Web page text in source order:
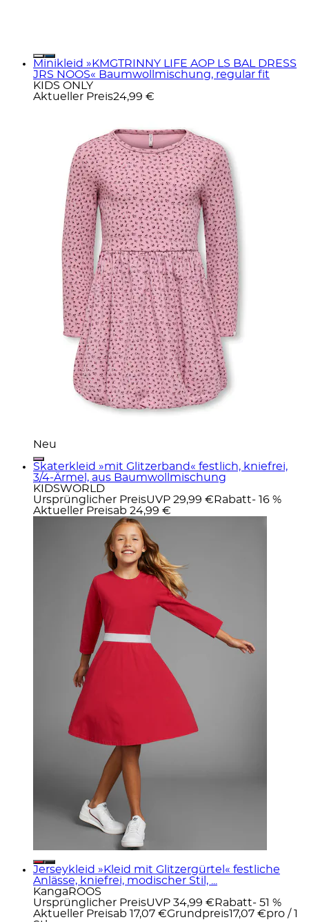
Minikleid »KMGTRINNY LIFE AOP LS BAL DRESS
JRS NOOS« Baumwollmischung, regular fit
KIDS ONLY
Aktueller Preis24,99 €
Neu
Skaterkleid »mit Glitzerband« festlich, kniefrei,
3/4-Ärmel, aus Baumwollmischung
KIDSWORLD
Ursprünglicher PreisUVP 29,99 € Rabatt- 16 %
Aktueller Preisab 24,99 €
Jerseykleid »Kleid mit Glitzergürtel« festliche
Anlässe, kniefrei, modischer Stil, ...
KangaROOS
Ursprünglicher PreisUVP 34,99 € Rabatt- 51 %
Aktueller Preisab 17,07 €Grundpreis17,07 €pro / 1